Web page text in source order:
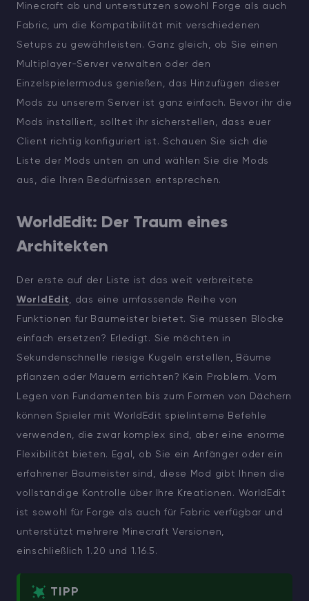
Minecraft ab und unterstützen sowohl Forge als auch
Fabric, um die Kompatibilität mit verschiedenen
Setups zu gewährleisten. Ganz gleich, ob Sie einen
Multiplayer-Server verwalten oder den
Einzelspielermodus genießen, das Hinzufügen dieser
Mods zu unserem Server ist ganz einfach. Bevor ihr die
Mods installiert, solltet ihr sicherstellen, dass euer
Client richtig konfiguriert ist. Schauen Sie sich die
Liste der Mods unten an und wählen Sie die Mods
aus, die Ihren Bedürfnissen entsprechen.
WorldEdit: Der Traum eines
Architekten
Der erste auf der Liste ist das weit verbreitete
WorldEdit , das eine umfassende Reihe von
Funktionen für Baumeister bietet. Sie müssen Blöcke
einfach ersetzen? Erledigt. Sie möchten in
Sekundenschnelle riesige Kugeln erstellen, Bäume
pflanzen oder Mauern errichten? Kein Problem. Vom
Legen von Fundamenten bis zum Formen von Dächern
können Spieler mit WorldEdit spielinterne Befehle
verwenden, die zwar komplex sind, aber eine enorme
Flexibilität bieten. Egal, ob Sie ein Anfänger oder ein
erfahrener Baumeister sind, diese Mod gibt Ihnen die
vollständige Kontrolle über Ihre Kreationen. WorldEdit
ist sowohl für Forge als auch für Fabric verfügbar und
unterstützt mehrere Minecraft Versionen,
einschließlich 1.20 und 1.16.5.
TIPP